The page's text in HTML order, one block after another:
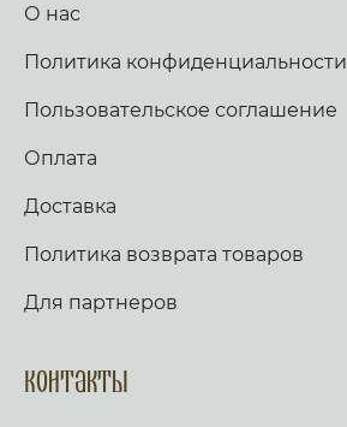
О нас
Политика конфиденциальности
Пользовательское соглашение
Оплата
Доставка
Политика возврата товаров
Для партнеров
Контакты